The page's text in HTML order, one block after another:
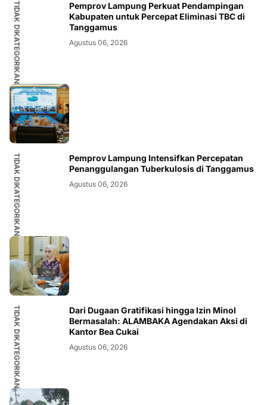
TIDAK DIKATEGORIKAN
Pemprov Lampung Perkuat Pendampingan
Kabupaten untuk Percepat Eliminasi TBC di
Tanggamus
Agustus 06, 2026
TIDAK DIKATEGORIKAN
Pemprov Lampung Intensifkan Percepatan
Penanggulangan Tuberkulosis di Tanggamus
Agustus 06, 2026
TIDAK DIKATEGORIKAN
Dari Dugaan Gratifikasi hingga Izin Minol
Bermasalah: ALAMBAKA Agendakan Aksi di
Kantor Bea Cukai
Agustus 06, 2026